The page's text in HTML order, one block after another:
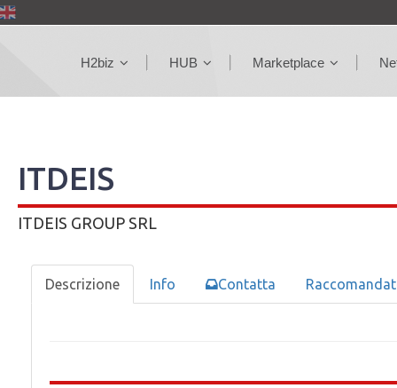
H2biz HUB Marketplace
ITDEIS
ITDEIS GROUP SRL
Descrizione Info Contatta